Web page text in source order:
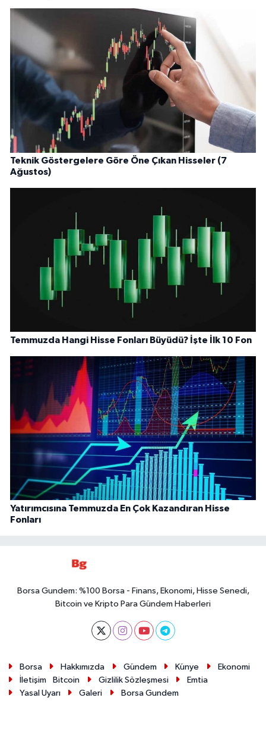
Teknik Göstergelere Göre Öne Çıkan Hisseler (7
Ağustos)
Temmuzda Hangi Hisse Fonları Büyüdü? İşte İlk 10 Fon
Yatırımcısına Temmuzda En Çok Kazandıran Hisse
Fonları
Borsa Gundem: %100 Borsa - Finans, Ekonomi, Hisse Senedi,
Bitcoin ve Kripto Para Gündem Haberleri
Borsa Hakkımızda Gündem Künye
Ekonomi
İletişim
Bitcoin Gizlilik Sözleşmesi
Emtia
Yasal Uyarı
Galeri Borsa Gundem